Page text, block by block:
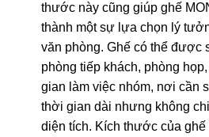
thước này cũng giúp ghế
thành một sự lựa chọn lý
văn phòng. Ghế có thể được
phòng tiếp khách, phòng
gian làm việc nhóm, nơi cần
thời gian dài nhưng không
diện tích. Kích thước của